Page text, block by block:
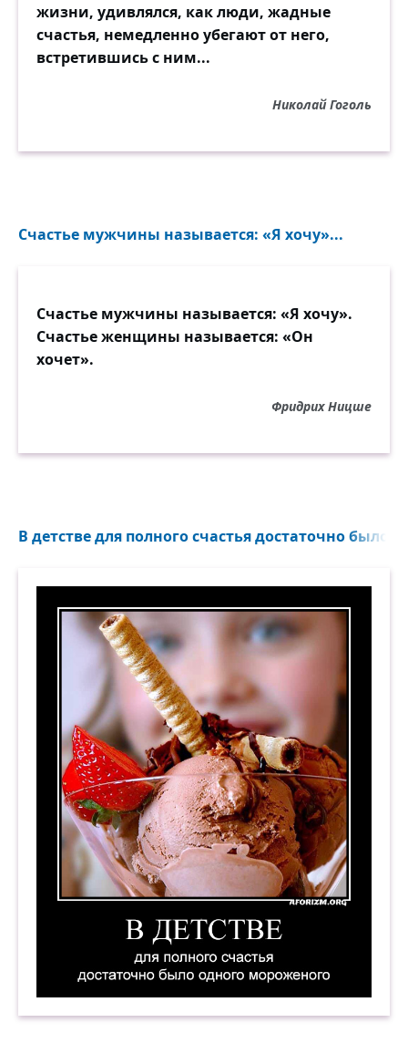
жизни, удивлялся, как люди, жадные
счастья, немедленно убегают от него,
встретившись с ним...
Николай Гоголь
Счастье мужчины называется: «Я хочу»...
Счастье мужчины называется: «Я хочу».
Счастье женщины называется: «Он
хочет».
Фридрих Ницше
В детстве для полного счастья достаточно было